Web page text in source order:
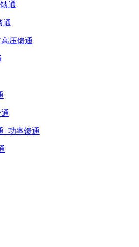
通
通
高压馈通
+功率馈通